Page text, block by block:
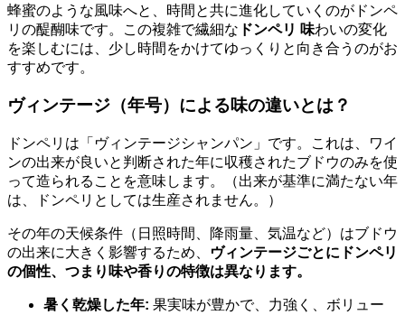
蜂蜜のような風味へと、時間と共に進化していくのがドンペ
リの醍醐味です。この複雑で繊細な ドンペリ 味わいの変化
を楽しむには、少し時間をかけてゆっくりと向き合うのがお
すすめです。
ヴィンテージ（年号）による味の違いとは？
ドンペリは「ヴィンテージシャンパン」です。これは、ワイ
ンの出来が良いと判断された年に収穫されたブドウのみを使
って造られることを意味します。（出来が基準に満たない年
は、ドンペリとしては生産されません。）
その年の天候条件（日照時間、降雨量、気温など）はブドウ
の出来に大きく影響するため、
ヴィンテージごとにドンペリ
の個性、つまり味や香りの特徴は異なります。
暑く乾燥した年: 果実味が豊かで、力強く、ボリュー